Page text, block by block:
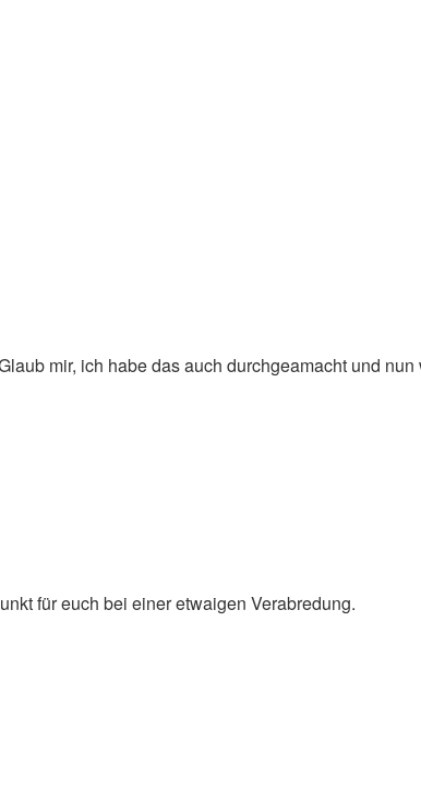
mir, ich habe das auch durchgeamacht und
für euch bei einer etwaigen Verabredung.